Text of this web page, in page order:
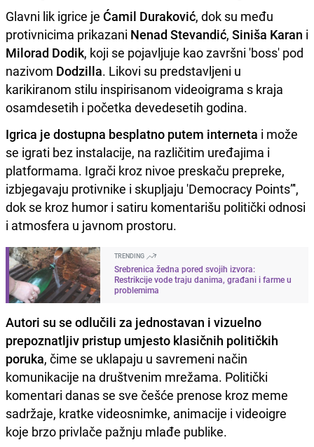
Glavni lik igrice je Ćamil Duraković, dok su među
protivnicima prikazani Nenad Stevandić, Siniša Karan i
Milorad Dodik, koji se pojavljuje kao završni 'boss' pod
nazivom Dodzilla. Likovi su predstavljeni u
karikiranom stilu inspirisanom videoigrama s kraja
osamdesetih i početka devedesetih godina.
Igrica je dostupna besplatno putem interneta i može
se igrati bez instalacije, na različitim uređajima i
platformama. Igrači kroz nivoe preskaču prepreke,
izbjegavaju protivnike i skupljaju 'Democracy Points”',
dok se kroz humor i satiru komentarišu politički odnosi
i atmosfera u javnom prostoru.
TRENDING
Srebrenica žedna pored svojih izvora:
Restrikcije vode traju danima, građani i farme u
problemima
Autori su se odlučili za jednostavan i vizuelno
prepoznatljiv pristup umjesto klasičnih političkih
poruka, čime se uklapaju u savremeni način
komunikacije na društvenim mrežama. Politički
komentari danas se sve češće prenose kroz meme
sadržaje, kratke videosnimke, animacije i videoigre
koje brzo privlače pažnju mlađe publike.